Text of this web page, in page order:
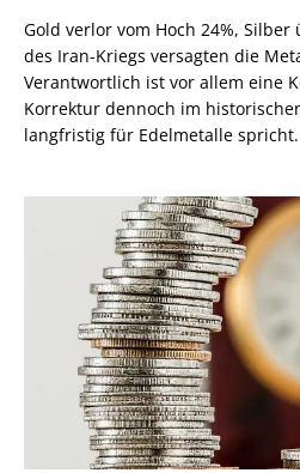
Gold verlor vom Hoch 24%,
des Iran-Kriegs versagten die
Verantwortlich ist vor allem eine
Korrektur dennoch im
langfristig für Edelmetalle spricht.